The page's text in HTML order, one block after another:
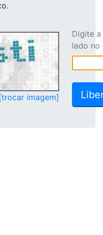
imagem]
Digite
lado no